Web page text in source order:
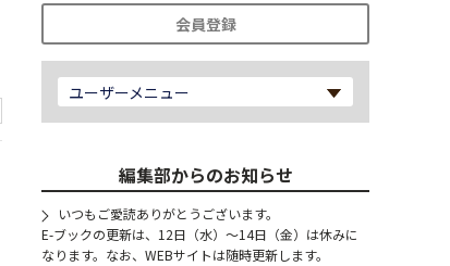
会員登録
ユーザーメニュー
編集部からのお知らせ
いつもご愛読ありがとうございます。
E-ブックの更新は、12日（水）～14日（金）は休みに
なります。なお、WEBサイトは随時更新します。